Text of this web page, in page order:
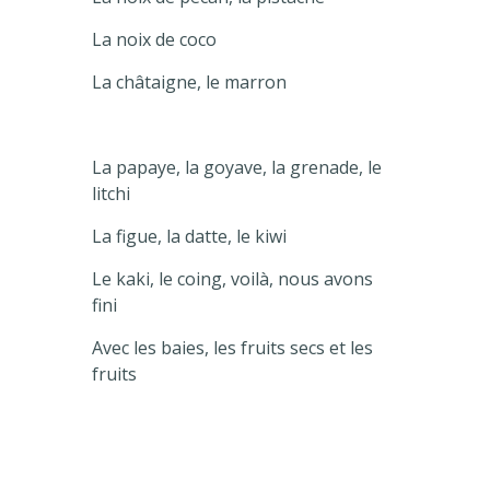
La noix de coco
La châtaigne, le marron
La papaye, la goyave, la grenade, le
litchi
La figue, la datte, le kiwi
Le kaki, le coing, voilà, nous avons
fini
Avec les baies, les fruits secs et les
fruits